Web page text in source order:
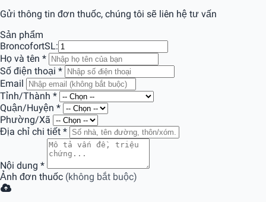
Gửi thông tin đơn thuốc, chúng tôi sẽ liên hệ tư vấn
Sản phẩm
BroncofortSL:
Họ và tên *
Số điện thoại *
Email
Tỉnh/Thành *
Quận/Huyện *
Phường/Xã
Địa chỉ chi tiết *
Nội dung *
Ảnh đơn thuốc (không bắt buộc)